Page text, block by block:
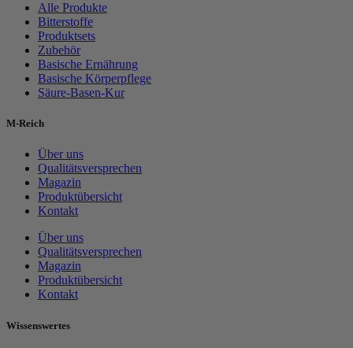
Alle Produkte
Bitterstoffe
Produktsets
Zubehör
Basische Ernährung
Basische Körperpflege
Säure-Basen-Kur
M-Reich
Über uns
Qualitätsversprechen
Magazin
Produktübersicht
Kontakt
Über uns
Qualitätsversprechen
Magazin
Produktübersicht
Kontakt
Wissenswertes